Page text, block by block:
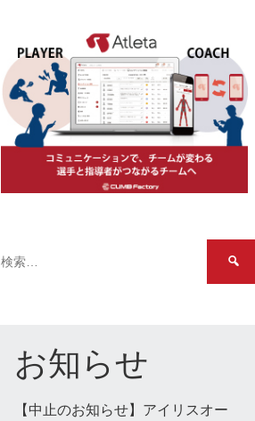
お知らせ
【中止のお知らせ】アイリスオー